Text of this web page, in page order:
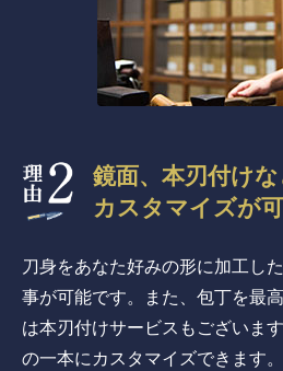
鏡面、本刃付け
カスタマイズが
刀身をあなた好みの形に加工し
事が可能です。また、包丁を最
は本刃付けサービスもございま
の一本にカスタマイズできます。